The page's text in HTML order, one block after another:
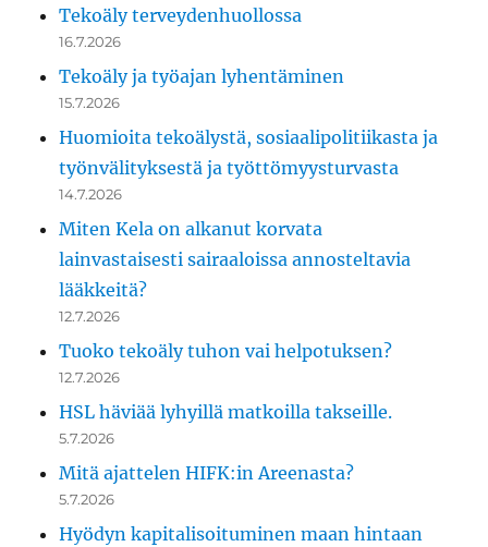
Tekoäly terveydenhuollossa
16.7.2026
Tekoäly ja työajan lyhentäminen
15.7.2026
Huomioita tekoälystä, sosiaalipolitiikasta ja
työnvälityksestä ja työttömyysturvasta
14.7.2026
Miten Kela on alkanut korvata
lainvastaisesti sairaaloissa annosteltavia
lääkkeitä?
12.7.2026
Tuoko tekoäly tuhon vai helpotuksen?
12.7.2026
HSL häviää lyhyillä matkoilla takseille.
5.7.2026
Mitä ajattelen HIFK:in Areenasta?
5.7.2026
Hyödyn kapitalisoituminen maan hintaan